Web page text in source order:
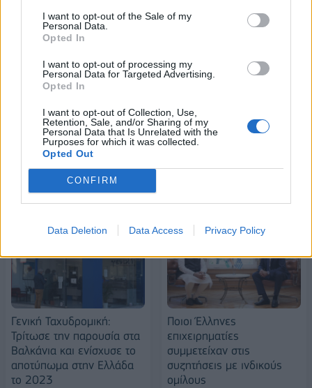
I want to opt-out of the Sale of my
Personal Data.
Opted In
I want to opt-out of processing my
Personal Data for Targeted Advertising.
Opted In
I want to opt-out of Collection, Use,
Retention, Sale, and/or Sharing of my
Personal Data that Is Unrelated with the
Purposes for which it was collected.
Opted Out
CONFIRM
Data Deletion Data Access Privacy Policy
18η συνεχόμενη χρονιά για τον ΟΤΕ στη διεθνή σειρά δεικτών
FTSE4Good
πύλες του σε όλους
ΠΕΡΙΣΣΌΤΕΡΑ ΣΕ ΑΥΤΉ ΤΗΝ ΚΑΤΗΓΟΡΊΑ
Γενική Ταχυδρομική:
Τρίτωσε την παρουσία στα
Βαλκάνια και ενίσχυσε το
αποτύπωμα στην Ελλάδα
το 2023
Ποιοι Έλληνες
επιχειρηματίες
συμμετείχαν στις
συζητήσεις με ινδικούς
ομίλους